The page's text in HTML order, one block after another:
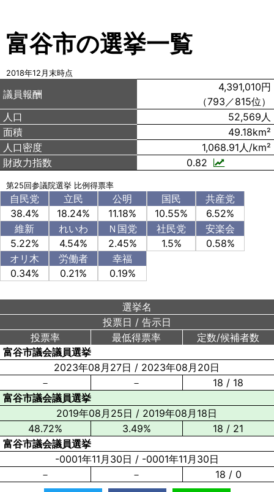
富谷市の選挙一覧
2018年12月末時点
議員報酬
人口
面積
人口密度
4,391,010円
（793／815位）
52,569人
49.18km²
1,068.91人/km²
財政力指数
0.82
第25回参議院選挙 比例得票率
自民党
38.4%
立民
18.24%
公明
11.18%
国民
10.55%
共産党
6.52%
維新
5.22%
れいわ
4.54%
Ｎ国党
2.45%
社民党
1.5%
安楽会
0.58%
オリ木
0.34%
労働者
0.21%
幸福
0.19%
選挙名
投票日 / 告示日
投票率
最低得票率
定数/候補者数
富谷市議会議員選挙
2023年08月27日 / 2023年08月20日
－
－
18 / 18
富谷市議会議員選挙
2019年08月25日 / 2019年08月18日
48.72%
3.49%
18 / 21
富谷市議会議員選挙
-0001年11月30日 / -0001年11月30日
－
－ 18 / 0